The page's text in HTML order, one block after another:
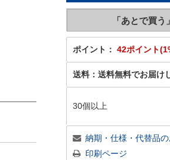
ポイント： 42ポイント
送料： 送料無料でお届け
30個以上
納期・仕様・代替品
印刷ページ